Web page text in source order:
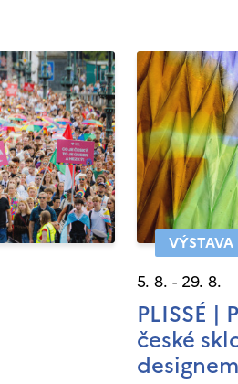
VÝSTAVA
5. 8. - 29. 8.
PLISSÉ |
české
designem